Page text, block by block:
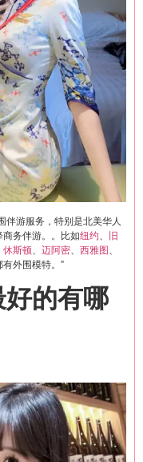
伴游服务，特别是北美华人
务伴游。。比如纽约
旧
休斯顿 迈阿密 西雅图
外围模特。”
好的有哪